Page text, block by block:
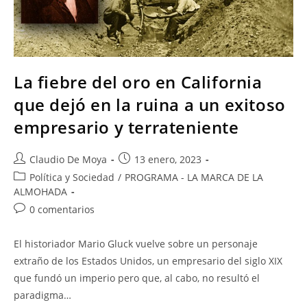
La fiebre del oro en California
que dejó en la ruina a un exitoso
empresario y terrateniente
Claudio De Moya
13 enero, 2023
Política y Sociedad / PROGRAMA - LA MARCA DE LA
ALMOHADA
0 comentarios
El historiador Mario Gluck vuelve sobre un personaje
extraño de los Estados Unidos, un empresario del siglo XIX
que fundó un imperio pero que, al cabo, no resultó el
paradigma…